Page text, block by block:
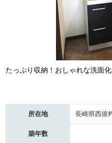
たっぷり収納！おしゃれな洗面
所在地 長崎県西彼
築年数